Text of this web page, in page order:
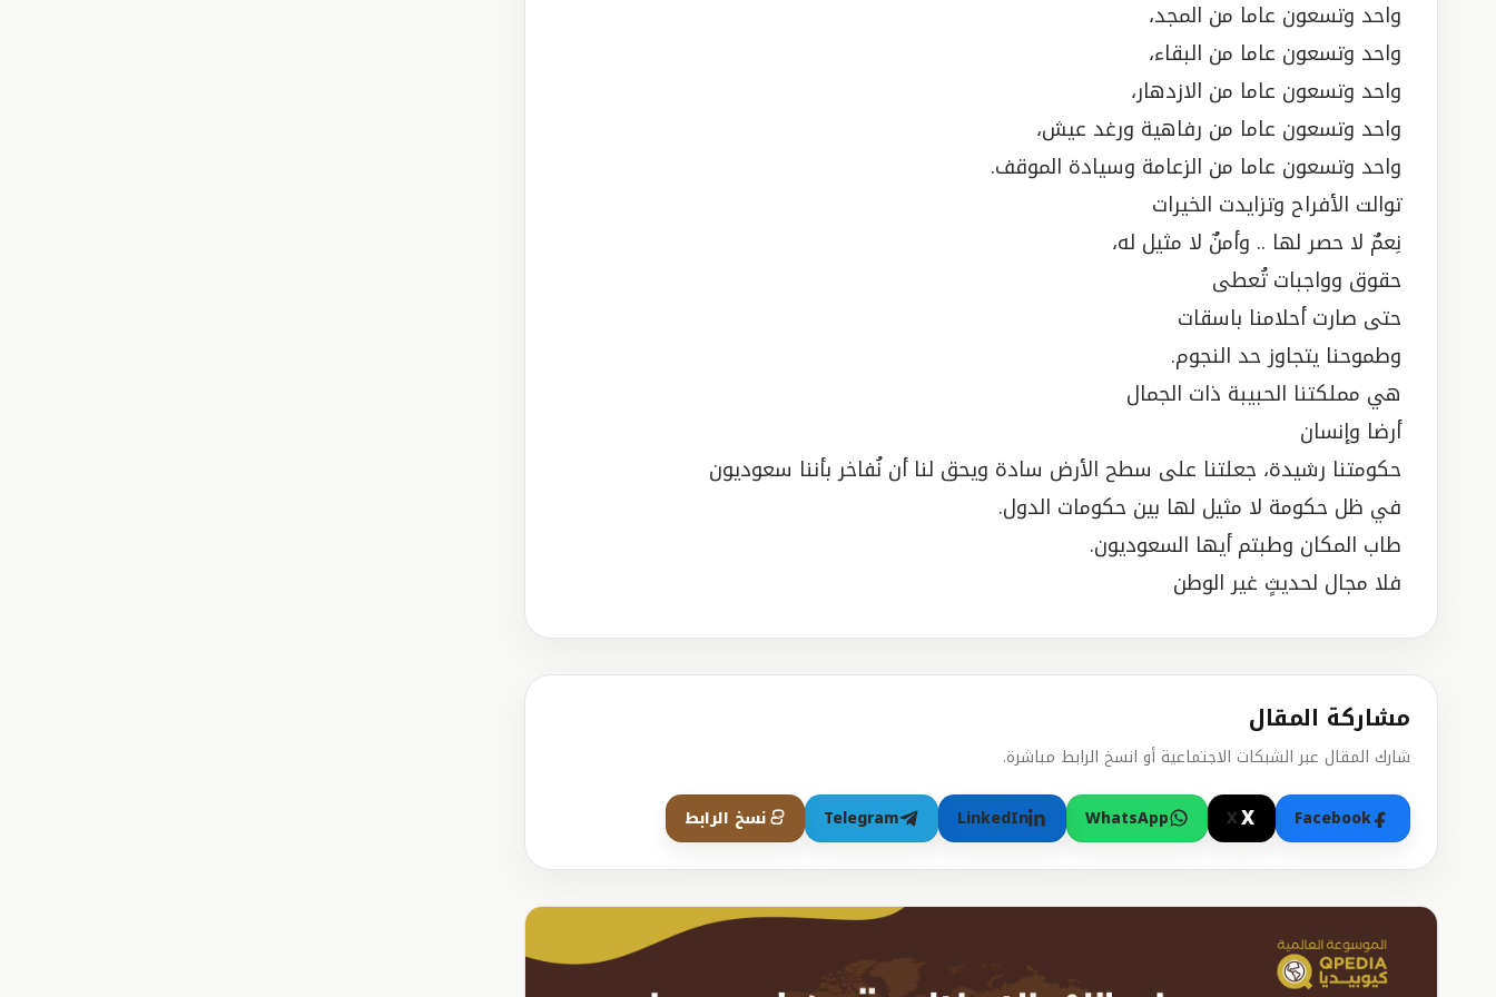
واحد وتسعون عاما من المجد،
واحد وتسعون عاما من البقاء،
واحد وتسعون عاما من الازدهار،
واحد وتسعون عاما من رفاهية ورغد عيش،
واحد وتسعون عاما من الزعامة وسيادة الموقف.
توالت الأفراح وتزايدت الخيرات
نِعمٌ لا حصر لها .. وأمنٌ لا مثيل له،
حقوق وواجبات تُعطى
حتى صارت أحلامنا باسقات
وطموحنا يتجاوز حد النجوم.
هي مملكتنا الحبيبة ذات الجمال
أرضا وإنسان
حكومتنا رشيدة، جعلتنا على سطح الأرض سادة ويحق لنا أن نُفاخر بأننا سعوديون
في ظل حكومة لا مثيل لها بين حكومات الدول.
طاب المكان وطبتم أيها السعوديون.
فلا مجال لحديثٍ غير الوطن
مشاركة المقال
شارك المقال عبر الشبكات الاجتماعية أو انسخ الرابط مباشرة.
Facebook
X
X
WhatsApp
LinkedIn
Telegram نسخ الرابط